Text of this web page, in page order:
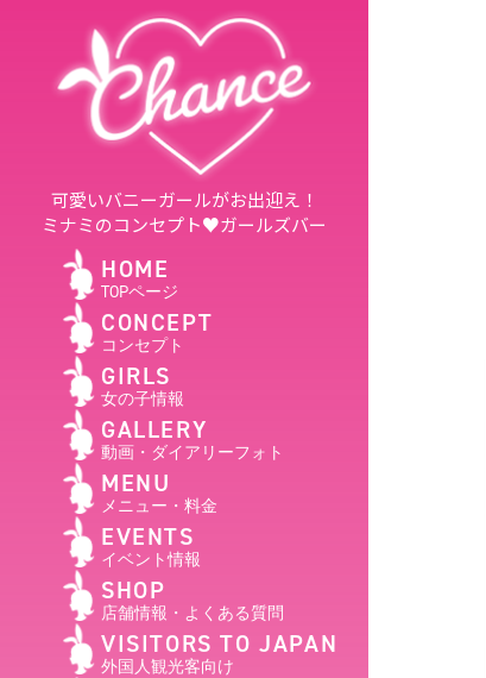
可愛いバニーガールがお出迎え！
ミナミのコンセプト♥ガールズバー
HOME
TOPページ
CONCEPT
コンセプト
GIRLS
女の子情報
GALLERY
動画・ダイアリーフォト
MENU
メニュー・料金
EVENTS
イベント情報
SHOP
店舗情報・よくある質問
VISITORS TO JAPAN
外国人観光客向け